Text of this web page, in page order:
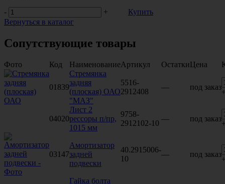
-
+
Купить
Вернуться в каталог
Сопутствующие товары
Фото Код НаименованиеАртикул ОстаткиЦена
01839
Стремянка
задняя
(плоская) ОАО
"МАЗ"
5516-
2912408
— под заказ
04020
Лист 2
рессоры п/пр,
1015 мм
9758-
2912102-10
— под заказ
03147
Амортизатор
задней
подвески
40.2915006-
10
— под заказ
Гайка болта